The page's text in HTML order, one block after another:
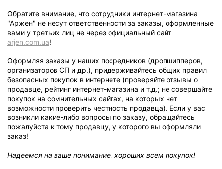
Обратите внимание, что сотрудники интернет-магазина
"Аржен" не несут ответственности за заказы, оформленные
вами у третьих лиц не через официальный сайт
arjen.com.ua!
Оформляя заказы у наших посредников (дропшипперов,
организаторов СП и др.), придерживайтесь общих правил
безопасных покупок в интернете (проверяйте отзывы о
продавце, рейтинг интернет-магазина и т.д.; не совершайте
покупок на сомнительных сайтах, на которых нет
возможности проверить честность продавца). Если у вас
возникли какие-либо вопросы по заказу, обращайтесь
пожалуйста к тому продавцу, у которого вы оформляли
заказ!
Надеемся на ваше понимание, хороших всем покупок!